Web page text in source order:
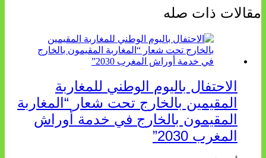
مقالات ذات صله
الاحتفال باليوم الوطني للمغاربة
المقيمين بالخارج تحت شعار “المغاربة
المقيمون بالخارج في خدمة أوراش
المغرب 2030”